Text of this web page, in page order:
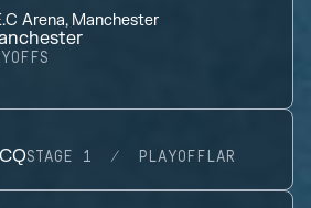
Arena, Manchester
STAGE 1 PLAYOFFLAR